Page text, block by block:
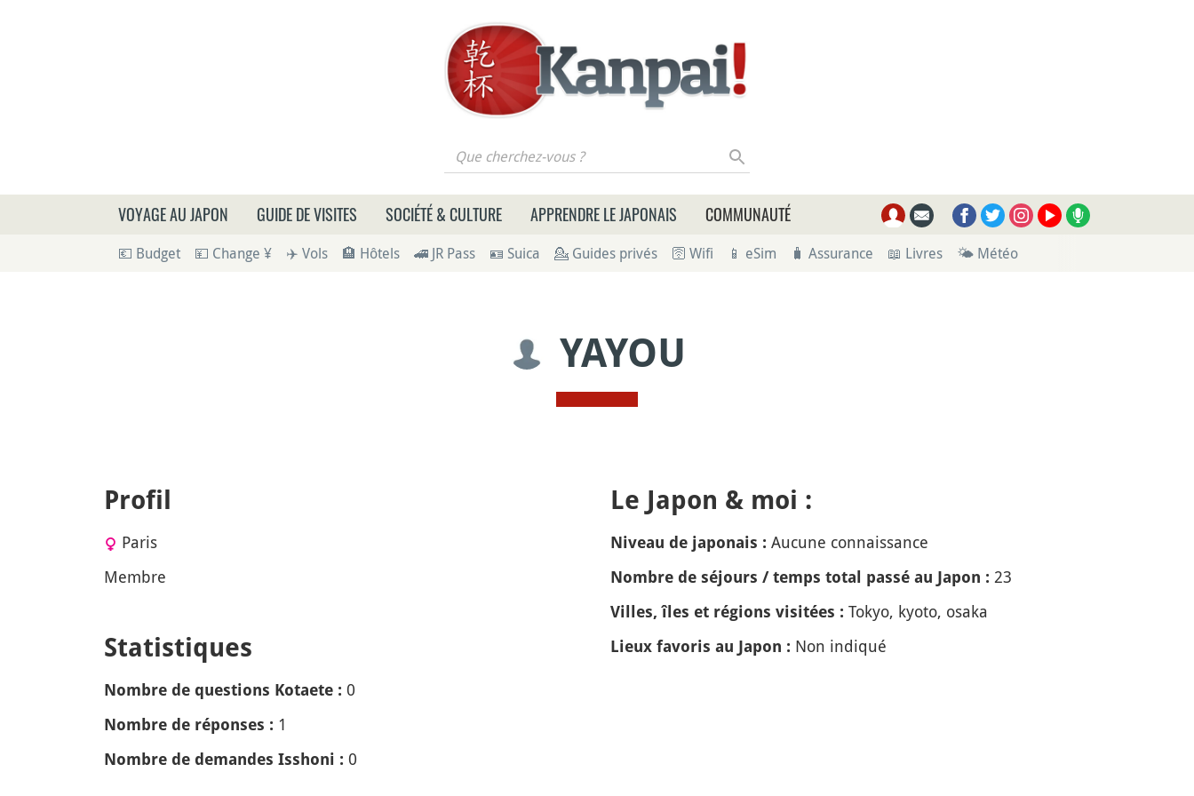
Que cherchez-vous ?
VOYAGE AU JAPON GUIDE DE VISITES SOCIÉTÉ & CULTURE APPRENDRE LE JAPONAIS COMMUNAUTÉ
💶 Budget 💴 Change ¥ ✈️ Vols 🏨 Hôtels 🚄 JR Pass 🪪 Suica 💁 Guides privés 🛜 Wifi 📱 eSim 🧳 Assurance 📖 Livres 🌤 Météo
YAYOU
Profil
Paris
Membre
Statistiques
Nombre de questions Kotaete : 0
Nombre de réponses : 1
Nombre de demandes Isshoni : 0
Le Japon & moi :
Niveau de japonais : Aucune connaissance
Nombre de séjours / temps total passé au Japon : 23
Villes, îles et régions visitées : Tokyo, kyoto, osaka
Lieux favoris au Japon : Non indiqué